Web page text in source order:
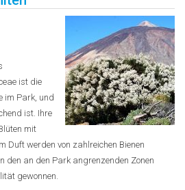
ist die
im Park, und
ist. Ihre
mit
Duft werden von zahlreichen Bienen
den an den Park angrenzenden Zonen
gewonnen.